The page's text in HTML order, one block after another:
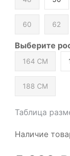
60 62
Выберите
164 СМ
188 СМ
Таблица
Наличие